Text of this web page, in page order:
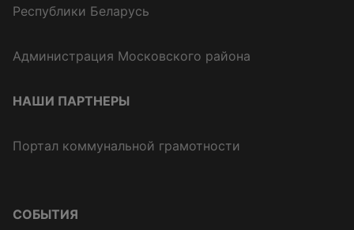
Республики Беларусь
Администрация Московского района
НАШИ ПАРТНЕРЫ
Портал коммунальной грамотности
СОБЫТИЯ